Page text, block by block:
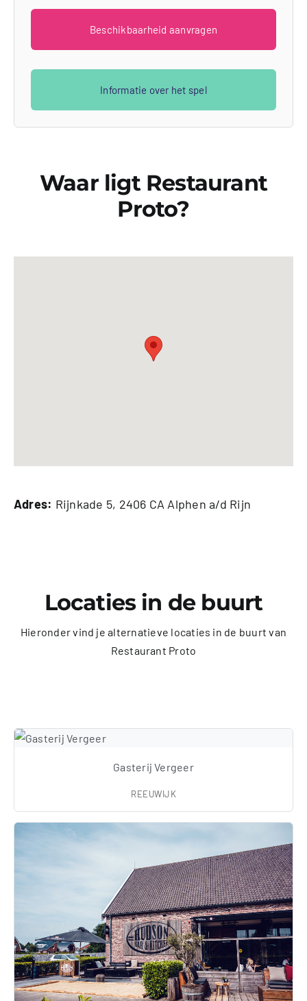
Beschikbaarheid aanvragen
Informatie over het spel
Waar ligt Restaurant
Proto?
Adres: Rijnkade 5, 2406 CA Alphen a/d Rijn
Locaties in de buurt
Hieronder vind je alternatieve locaties in de buurt van
Restaurant Proto
Gasterij Vergeer
REEUWIJK